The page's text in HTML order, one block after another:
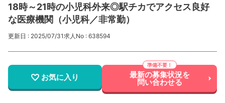
18時～21時の小児科外来◎駅チカでアクセス良好
な医療機関（小児科／非常勤）
更新日 : 2025/07/31求人No : 638594
お気に入り 最新の募集状況を
問い合わせる